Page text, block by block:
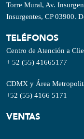
Torre Mural, Av.
Insurgentes, CP 03900.
TELÉFONOS
Centro de Atención a
+ 52 (55) 41665177
CDMX y Área
+52 (55) 4166 5171
VENTAS